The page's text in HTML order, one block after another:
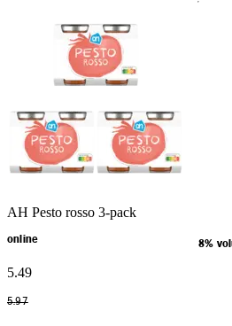
AH Pesto rosso 3-pack
online 8%
5.49
5.97